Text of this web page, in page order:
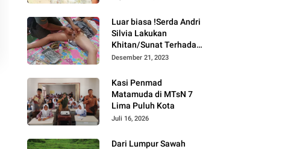
Luar biasa !Serda Andri
Silvia Lakukan
Khitan/Sunat Terhadap
Anak Warga Binaannya
Desember 21, 2023
Kasi Penmad
Matamuda di MTsN 7
Lima Puluh Kota
Juli 16, 2026
Dari Lumpur Sawah